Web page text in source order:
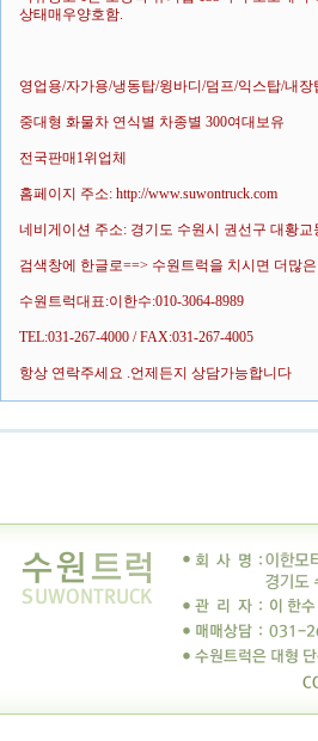
상태매우양호함.
영업용/자가용/냉동탑/윙바디/덤프/익스탑/내
중대형 화물차 연식별 차종별 300여대보유
전국판매1위업체
홈페이지 주소: http://www.suwontruck.com
네비게이션 주소: 경기도 수원시 권선구 대황교
검색창에 한글로==> 수원트럭을 치시면 더많
수원트럭대표:이한수:010-3064-8989
TEL:031-267-4000 / FAX:031-267-4005
항상 연락주세요 .언제든지 상담가능합니다